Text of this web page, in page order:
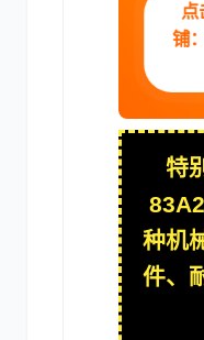
约翰迪尔
利勃海尔
山猫
点
铺
特
种机
件、